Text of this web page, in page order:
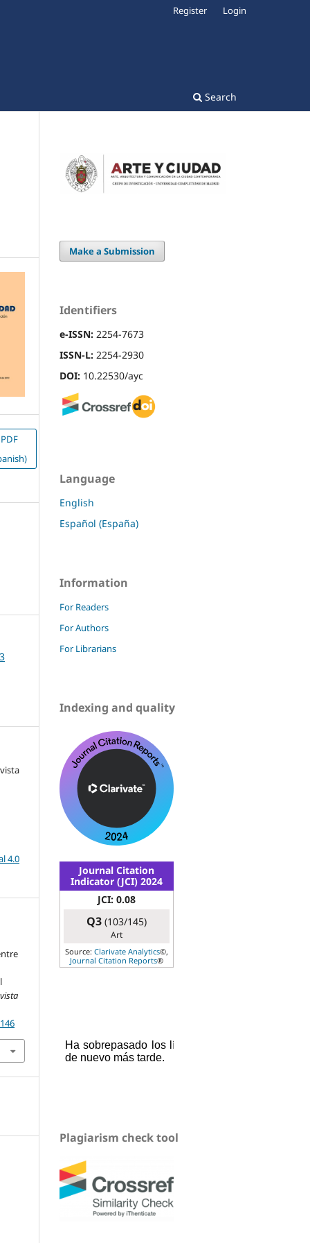
Search
Register Login
PDF
4.0
Make a Submission
Identifiers
e-ISSN: 2254-7673
ISSN-L: 2254-2930
DOI: 10.22530/ayc
Language
English
Español (España)
Information
For Readers
For Authors
For Librarians
Indexing and quality
Journal Citation
Indicator (JCI) 2024
JCI: 0.08
Q3 (103/145)
Art
Source: Clarivate Analytics©,
Journal Citation Reports®
Plagiarism check tool